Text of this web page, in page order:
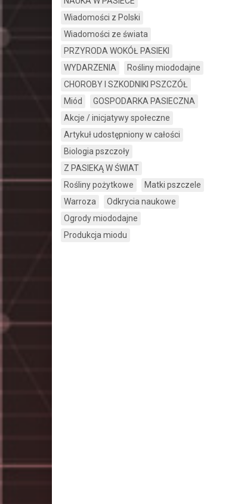
Wiadomości z Polski
Wiadomości ze świata
PRZYRODA WOKÓŁ PASIEKI
WYDARZENIA
Rośliny miododajne
CHOROBY I SZKODNIKI PSZCZÓŁ
Miód
GOSPODARKA PASIECZNA
Akcje / inicjatywy społeczne
Artykuł udostępniony w całości
Biologia pszczoły
Z PASIEKĄ W ŚWIAT
Rośliny pożytkowe
Matki pszczele
Warroza
Odkrycia naukowe
Ogrody miododajne
Produkcja miodu